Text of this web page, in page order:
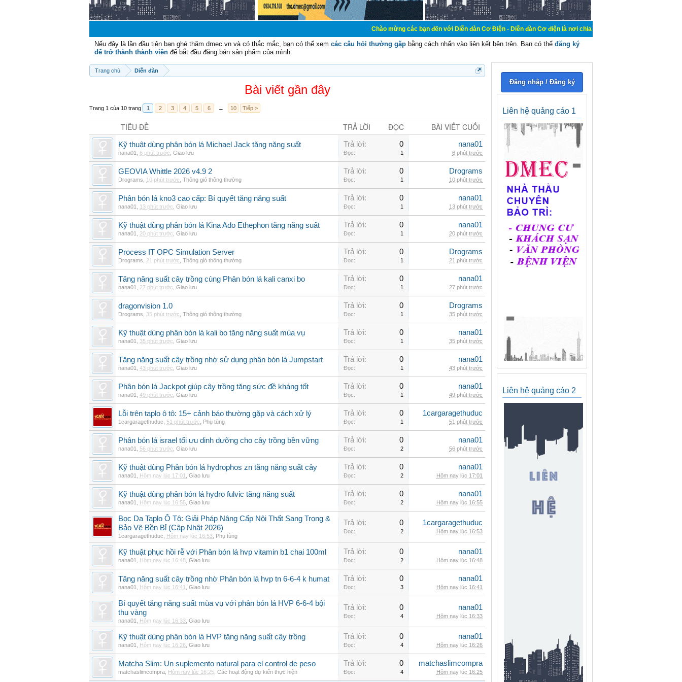
Chào mừng các bạn đến với Diễn đàn Cơ Điện - Diễn đàn Cơ điện là nơi chia sẽ kiến thức kinh nghiệm trong lãnh
Nếu đây là lần đầu tiên bạn ghé thăm dmec.vn và có thắc mắc, bạn có thể xem các câu hỏi thường gặp bằng cách nhấn vào liên kết bên trên. Bạn có thể đăng ký
để trở thành thành viên để bắt đầu đăng bán sản phẩm của mình.
Trang chủ Diễn đàn
Bài viết gần đây
Trang 1 của 10 trang 1 2 3 4 5 6 → 10 Tiếp >
TIÊU ĐỀ TRẢ LỜI ĐỌC BÀI VIẾT CUỐI
Kỹ thuật dùng phân bón lá Michael Jack tăng năng suất
nana01 6 phút trước Giao lưu
Trả lời: 0
Đọc: 1
nana01
6 phút trước
GEOVIA Whittle 2026 v4.9 2
Drograms 10 phút trước Thông gió thông thường
Trả lời: 0
Đọc: 1
Drograms
10 phút trước
Phân bón lá kno3 cao cấp: Bí quyết tăng năng suất
nana01 13 phút trước Giao lưu
Trả lời: 0
Đọc: 1
nana01
13 phút trước
Kỹ thuật dùng phân bón lá Kina Ado Ethephon tăng năng suất
nana01 20 phút trước Giao lưu
Trả lời: 0
Đọc: 1
nana01
20 phút trước
Process IT OPC Simulation Server
Drograms 21 phút trước Thông gió thông thường
Trả lời: 0
Đọc: 1
Drograms
21 phút trước
Tăng năng suất cây trồng cùng Phân bón lá kali canxi bo
nana01 27 phút trước Giao lưu
Trả lời: 0
Đọc: 1
nana01
27 phút trước
dragonvision 1.0
Drograms 35 phút trước Thông gió thông thường
Trả lời: 0
Đọc: 1
Drograms
35 phút trước
Kỹ thuật dùng phân bón lá kali bo tăng năng suất mùa vụ
nana01 35 phút trước Giao lưu
Trả lời: 0
Đọc: 1
nana01
35 phút trước
Tăng năng suất cây trồng nhờ sử dụng phân bón lá Jumpstart
nana01 43 phút trước Giao lưu
Trả lời: 0
Đọc: 1
nana01
43 phút trước
Phân bón lá Jackpot giúp cây trồng tăng sức đề kháng tốt
nana01 49 phút trước Giao lưu
Trả lời: 0
Đọc: 1
nana01
49 phút trước
Lỗi trên taplo ô tô: 15+ cảnh báo thường gặp và cách xử lý
1cargaragethuduc 51 phút trước Phụ tùng
Trả lời: 0
Đọc: 1
1cargaragethuduc
51 phút trước
Phân bón lá israel tối ưu dinh dưỡng cho cây trồng bền vững
nana01 56 phút trước Giao lưu
Trả lời: 0
Đọc: 2
nana01
56 phút trước
Kỹ thuật dùng Phân bón lá hydrophos zn tăng năng suất cây
nana01 Hôm nay lúc 17:01 Giao lưu
Trả lời: 0
Đọc: 2
nana01
Hôm nay lúc 17:01
Kỹ thuật dùng phân bón lá hydro fulvic tăng năng suất
nana01 Hôm nay lúc 16:55 Giao lưu
Trả lời: 0
Đọc: 2
nana01
Hôm nay lúc 16:55
Bọc Da Taplo Ô Tô: Giải Pháp Nâng Cấp Nội Thất Sang Trọng &
Bảo Vệ Bền Bỉ (Cập Nhật 2026)
1cargaragethuduc Hôm nay lúc 16:53 Phụ tùng
Trả lời: 0
Đọc: 2
1cargaragethuduc
Hôm nay lúc 16:53
Kỹ thuật phục hồi rễ với Phân bón lá hvp vitamin b1 chai 100ml
nana01 Hôm nay lúc 16:48 Giao lưu
Trả lời: 0
Đọc: 2
nana01
Hôm nay lúc 16:48
Tăng năng suất cây trồng nhờ Phân bón lá hvp tn 6-6-4 k humat
nana01 Hôm nay lúc 16:41 Giao lưu
Trả lời: 0
Đọc: 3
nana01
Hôm nay lúc 16:41
Bí quyết tăng năng suất mùa vụ với phân bón lá HVP 6-6-4 bội
thu vàng
nana01 Hôm nay lúc 16:33 Giao lưu
Trả lời: 0
Đọc: 4
nana01
Hôm nay lúc 16:33
Kỹ thuật dùng phân bón lá HVP tăng năng suất cây trồng
nana01 Hôm nay lúc 16:26 Giao lưu
Trả lời: 0
Đọc: 4
nana01
Hôm nay lúc 16:26
Matcha Slim: Un suplemento natural para el control de peso
matchaslimcompra Hôm nay lúc 16:25 Các hoạt động dự kiến thực hiện
Trả lời: 0
Đọc: 4
matchaslimcompra
Hôm nay lúc 16:25
Đăng nhập / Đăng ký
Liên hệ quảng cáo 1
Liên hệ quảng cáo 2